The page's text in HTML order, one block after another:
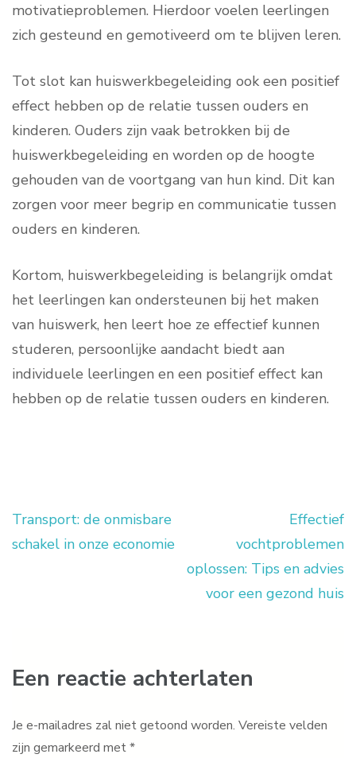
motivatieproblemen. Hierdoor voelen leerlingen
zich gesteund en gemotiveerd om te blijven leren.
Tot slot kan huiswerkbegeleiding ook een positief
effect hebben op de relatie tussen ouders en
kinderen. Ouders zijn vaak betrokken bij de
huiswerkbegeleiding en worden op de hoogte
gehouden van de voortgang van hun kind. Dit kan
zorgen voor meer begrip en communicatie tussen
ouders en kinderen.
Kortom, huiswerkbegeleiding is belangrijk omdat
het leerlingen kan ondersteunen bij het maken
van huiswerk, hen leert hoe ze effectief kunnen
studeren, persoonlijke aandacht biedt aan
individuele leerlingen en een positief effect kan
hebben op de relatie tussen ouders en kinderen.
Berichtnavigatie
Transport: de onmisbare
schakel in onze economie
Effectief
vochtproblemen
oplossen: Tips en advies
voor een gezond huis
Een reactie achterlaten
Je e-mailadres zal niet getoond worden. Vereiste velden
zijn gemarkeerd met*